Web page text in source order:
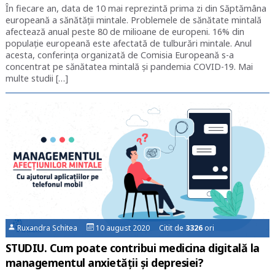
În fiecare an, data de 10 mai reprezintă prima zi din Săptămâna
europeană a sănătății mintale. Problemele de sănătate mintală
afectează anual peste 80 de milioane de europeni. 16% din
populație europeană este afectată de tulburări mintale. Anul
acesta, conferința organizată de Comisia Europeană s-a
concentrat pe sănătatea mintală și pandemia COVID-19. Mai
multe studii […]
Ruxandra Schitea 10 august 2020 Citit de 3326ori
STUDIU. Cum poate contribui medicina digitală la
managementul anxietății și depresiei?